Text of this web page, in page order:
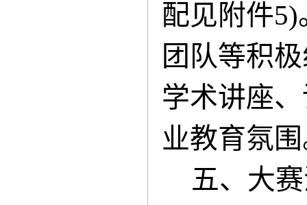
配见附件
团队等积
学术讲座
业教育氛
五、大